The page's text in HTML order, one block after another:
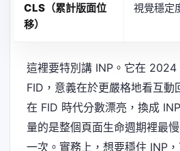
CLS（累計版面位
移）
視覺穩定
這裡要特別講 INP。它在 2024
FID，意義在於更嚴格地看互動
在 FID 時代分數漂亮，換成
量的是整個頁面生命週期裡最
一次。實務上，想要穩住 INP